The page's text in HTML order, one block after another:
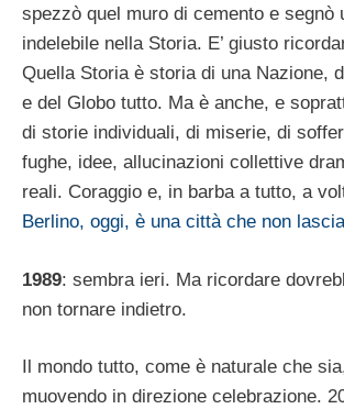
spezzò quel muro di cemento e segnò
indelebile nella Storia. E’ giusto
Quella Storia è storia di una Nazione,
e del Globo tutto. Ma è anche, e
di storie individuali, di miserie, di
fughe, idee, allucinazioni collettive
reali. Coraggio e, in barba a tutto, a
Berlino, oggi, è una città che non
1989: sembra ieri. Ma ricordare
non tornare indietro.
Il mondo tutto, come è naturale che
muovendo in direzione celebrazione.